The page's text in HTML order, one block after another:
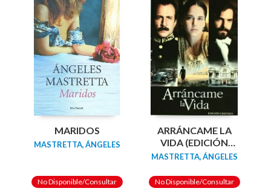
MARIDOS
MASTRETTA, ÁNGELES
No Disponible/Consultar
ARRÁNCAME LA
VIDA (EDICIÓN
LIMITADA)
MASTRETTA, ÁNGELES
No Disponible/Consultar